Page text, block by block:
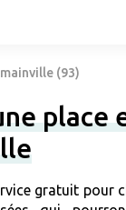
(93)
place
gratuit pour